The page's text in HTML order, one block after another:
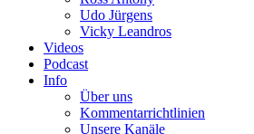
Udo Jürgens
Vicky Leandros
Videos
Podcast
Info
Über uns
Kommentarrichtlinien
Unsere Kanäle